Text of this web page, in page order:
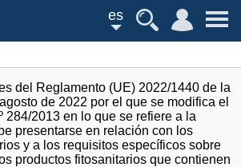
es
del Reglamento (UE) 2022/1440 de la
de 2022 por el que se modifica el
284/2013 en lo que se refiere a la
presentarse en relación con los
y a los requisitos específicos sobre
productos fitosanitarios que contienen